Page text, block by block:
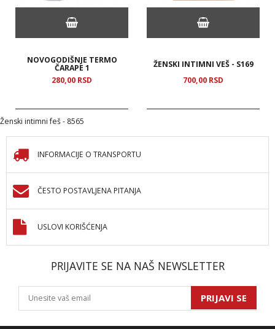
NOVOGODIŠNJE TERMO
ČARAPE 1
280,00 RSD
ŽENSKI INTIMNI VEŠ - S169
700,00 RSD
Ženski intimni feš - 8565
INFORMACIJE O TRANSPORTU
ČESTO POSTAVLJENA PITANJA
USLOVI KORIŠĆENJA
PRIJAVITE SE NA NAŠ NEWSLETTER
PRIJAVI SE